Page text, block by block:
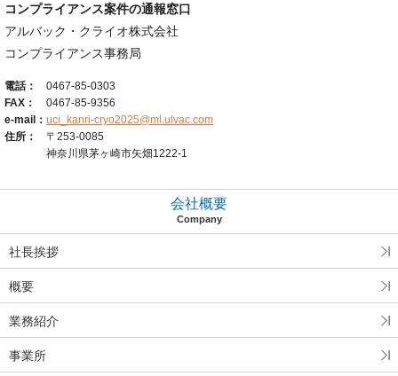
会社概要
Company
社長挨拶
概要
業務紹介
事業所
コンプライアンス案件の通報窓口
アルバック・クライオ株式会社
コンプライアンス事務局
電話：
0467-85-0303
FAX：
0467-85-9356
e-mail： uci_kanri-cryo2025@ml.ulvac.com
住所：
〒253-0085
神奈川県茅ヶ崎市矢畑1222-1